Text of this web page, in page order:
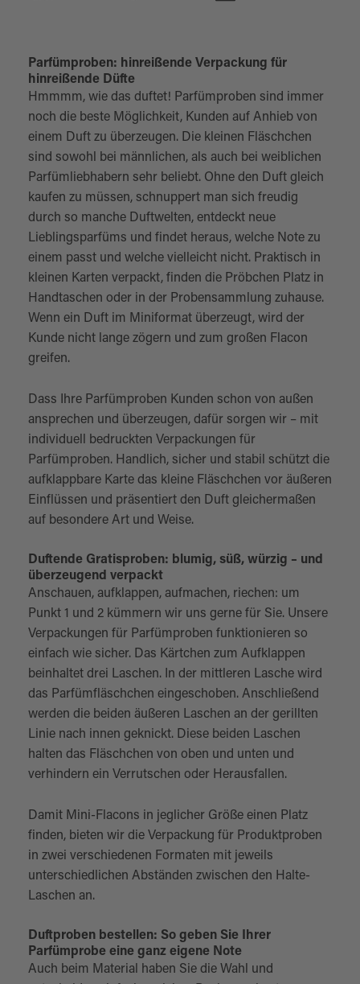
Parfümproben: hinreißende Verpackung für
hinreißende Düfte
Hmmmm, wie das duftet! Parfümproben sind immer
noch die beste Möglichkeit, Kunden auf Anhieb von
einem Duft zu überzeugen. Die kleinen Fläschchen
sind sowohl bei männlichen, als auch bei weiblichen
Parfümliebhabern sehr beliebt. Ohne den Duft gleich
kaufen zu müssen, schnuppert man sich freudig
durch so manche Duftwelten, entdeckt neue
Lieblingsparfüms und findet heraus, welche Note zu
einem passt und welche vielleicht nicht. Praktisch in
kleinen Karten verpackt, finden die Pröbchen Platz in
Handtaschen oder in der Probensammlung zuhause.
Wenn ein Duft im Miniformat überzeugt, wird der
Kunde nicht lange zögern und zum großen Flacon
greifen.
Dass Ihre Parfümproben Kunden schon von außen
ansprechen und überzeugen, dafür sorgen wir – mit
individuell bedruckten Verpackungen für
Parfümproben. Handlich, sicher und stabil schützt die
aufklappbare Karte das kleine Fläschchen vor äußeren
Einflüssen und präsentiert den Duft gleichermaßen
auf besondere Art und Weise.
Duftende Gratisproben: blumig, süß, würzig – und
überzeugend verpackt
Anschauen, aufklappen, aufmachen, riechen: um
Punkt 1 und 2 kümmern wir uns gerne für Sie. Unsere
Verpackungen für Parfümproben funktionieren so
einfach wie sicher. Das Kärtchen zum Aufklappen
beinhaltet drei Laschen. In der mittleren Lasche wird
das Parfümfläschchen eingeschoben. Anschließend
werden die beiden äußeren Laschen an der gerillten
Linie nach innen geknickt. Diese beiden Laschen
halten das Fläschchen von oben und unten und
verhindern ein Verrutschen oder Herausfallen.
Damit Mini-Flacons in jeglicher Größe einen Platz
finden, bieten wir die Verpackung für Produktproben
in zwei verschiedenen Formaten mit jeweils
unterschiedlichen Abständen zwischen den Halte-
Laschen an.
Duftproben bestellen: So geben Sie Ihrer
Parfümprobe eine ganz eigene Note
Auch beim Material haben Sie die Wahl und